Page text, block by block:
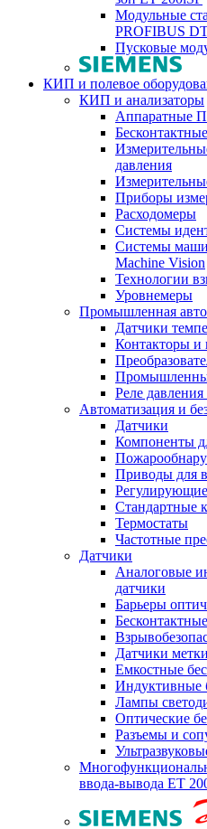
Модульные
PROFIBUS
Пусковые
КИП и полевое
КИП и анализаторы
Аппаратные
давления
Приборы
Расходомеры
Системы
Системы
Machine Vision
Технологии
Уровнемеры
Промышленная
Датчики
Контакторы и
Реле
Автоматизация и
Датчики
Компоненты
Приводы для
Стандартные
Термостаты
Частотные
Датчики
Аналоговые
датчики
Барьеры
Датчики
Емкостные
Индуктивные
Лампы
Оптические
Разъемы и
ввода-вывода ET